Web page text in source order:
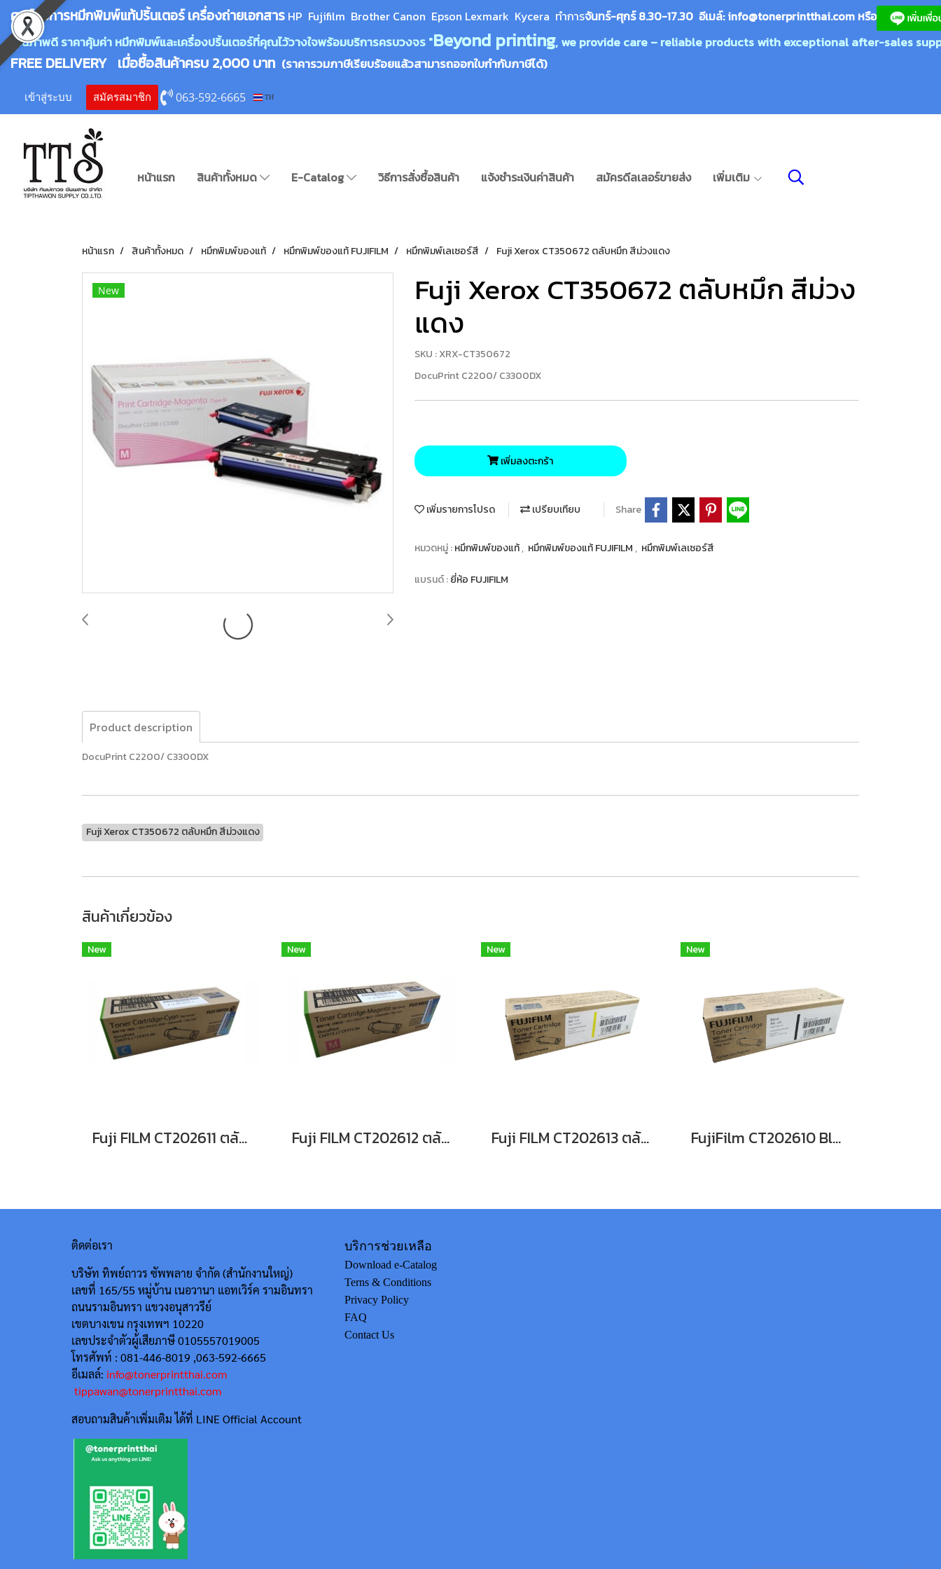
ศูนย์บริการหมึกพิมพ์แท้ปริ้นเตอร์ เครื่องถ่ายเอกสาร HP Fujifilm Brother Canon Epson Lexmark Kycera ทำการจันทร์-ศุกร์ 8.30-17.30 อีเมล์:info@tonerprintthai.com หรือ
คุณภาพดี ราคาคุ้มค่า หมึกพิมพ์และเครื่องปริ้นเตอร์ที่คุณไว้วางใจพร้อมบริการครบวงจร "Beyond printing, we provide care – reliable products with exceptional after-sales
FREE DELIVERY เมื่อซื้อสินค้าครบ 2,000 บาท (ราคารวมภาษีเรียบร้อยแล้วสามารถออกใบกำกับภาษีได้)
เข้าสู่ระบบ สมัครสมาชิก 063-592-6665 TH
หน้าแรก สินค้าทั้งหมด E-Catalog วิธีการสั่งซื้อสินค้า แจ้งชำระเงินค่าสินค้า สมัครดีลเลอร์ขายส่ง เพิ่มเติม
หน้าแรก สินค้าทั้งหมด หมึกพิมพ์ของแท้ หมึกพิมพ์ของแท้ FUJIFILM หมึกพิมพ์เลเซอร์สี Fuji Xerox CT350672 ตลับหมึก สีม่วงแดง
New
Fuji Xerox CT350672 ตลับหมึก สีม่วง
แดง
SKU : XRX-CT350672
DocuPrint C2200/ C3300DX
เพิ่มลงตะกร้า
เพิ่มรายการโปรด เปรียบเทียบ Share
หมวดหมู่ :หมึกพิมพ์ของแท้, หมึกพิมพ์ของแท้ FUJIFILM , หมึกพิมพ์เลเซอร์สี
แบรนด์ :ยี่ห้อ FUJIFILM
Product description
DocuPrint C2200/ C3300DX
Fuji Xerox CT350672 ตลับหมึก สีม่วงแดง
สินค้าเกี่ยวข้อง
New
Fuji FILM CT202611 ตลับหมึก For DocuPrint CP315dw/ CM315z หมึกพิมพ์เลเซอร์โทนเนอร์สีฟ้า รับประกันศูนย์บริการของแท้แน่นอน
New
Fuji FILM CT202612 ตลับหมึกFor DocuPrint CP315dw/ CM315z หมึกพิมพ์เลเซอร์โทนเนอร์สีแดง รับประกันศูนย์บริการของแท้แน่นอน
New
Fuji FILM CT202613 ตลับหมึก FOR DocuPrint CP315dw/ CM315z หมึกพิมพ์เลเซอร์โทนเนอร์สีเหลือง รับประกันศูนย์บริการของแท้แน่นอน
New
FujiFilm CT202610 Black For DocuPrint CP315dw/ CM315z หมึกพิมพ์เลเซอร์โทนเนอร์สีดำ รับประกันศูนย์บริการของแท้แน่นอน
ติดต่อเรา
บริษัท ทิพย์ถาวร ซัพพลาย จำกัด (สำนักงานใหญ่)
เลขที่ 165/55 หมู่บ้าน เนอวานา แอทเวิร์ค รามอินทรา
ถนนรามอินทรา แขวงอนุสาวรีย์
เขตบางเขน กรุงเทพฯ 10220
เลขประจำตัวผู้เสียภาษี 0105557019005
โทรศัพท์ : 081-446-8019 ,063-592-6665
อีเมลล์: info@tonerprintthai.com
tippawan@tonerprintthai.com
สอบถามสินค้าเพิ่มเติม ได้ที่ LINE Official Account
บริการช่วยเหลือ
Download e-Catalog
Terns & Conditions
Privacy Policy
FAQ
Contact Us